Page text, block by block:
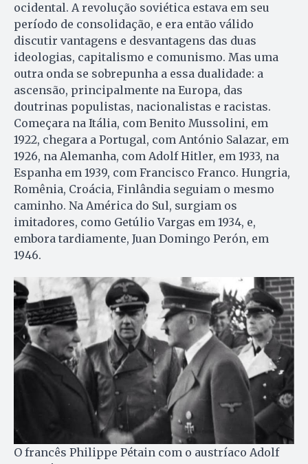
ocidental. A revolução soviética estava em seu
período de consolidação, e era então válido
discutir vantagens e desvantagens das duas
ideologias, capitalismo e comunismo. Mas uma
outra onda se sobrepunha a essa dualidade: a
ascensão, principalmente na Europa, das
doutrinas populistas, nacionalistas e racistas.
Começara na Itália, com Benito Mussolini, em
1922, chegara a Portugal, com António Salazar, em
1926, na Alemanha, com Adolf Hitler, em 1933, na
Espanha em 1939, com Francisco Franco. Hungria,
Romênia, Croácia, Finlândia seguiam o mesmo
caminho. Na América do Sul, surgiam os
imitadores, como Getúlio Vargas em 1934, e,
embora tardiamente, Juan Domingo Perón, em
1946.
O francês Philippe Pétain com o austríaco Adolf